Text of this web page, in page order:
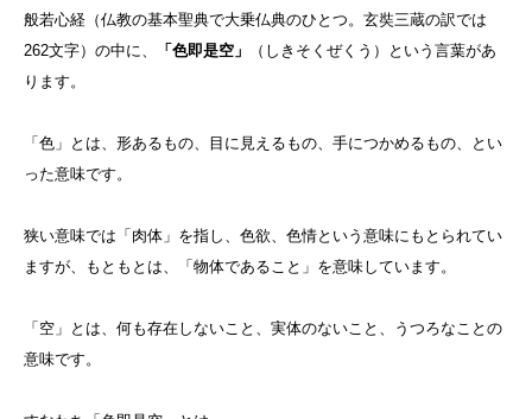
般若心経（仏教の基本聖典で大乗仏典のひとつ。玄奘三蔵の訳では
262文字）の中に、
「色即是空」
（しきそくぜくう）という言葉があ
ります。
「色」とは、形あるもの、目に見えるもの、手につかめるもの、とい
った意味です。
狭い意味では「肉体」を指し、色欲、色情という意味にもとられてい
ますが、もともとは、「物体であること」を意味しています。
「空」とは、何も存在しないこと、実体のないこと、うつろなことの
意味です。